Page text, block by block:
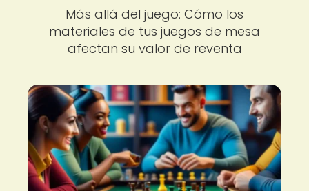
Más allá del juego: Cómo los
materiales de tus juegos de mesa
afectan su valor de reventa